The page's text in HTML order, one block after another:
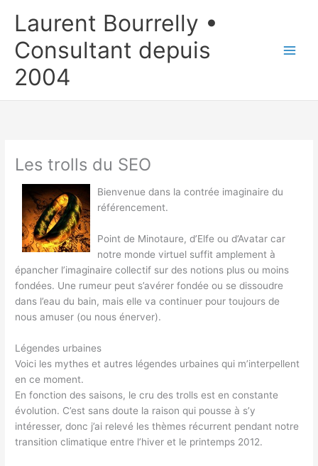
Laurent Bourrelly •
Consultant depuis
2004
Les trolls du SEO
Bienvenue dans la contrée imaginaire du
référencement.
Point de Minotaure, d’Elfe ou d’Avatar car
notre monde virtuel suffit amplement à
épancher l’imaginaire collectif sur des notions plus ou moins
fondées. Une rumeur peut s’avérer fondée ou se dissoudre
dans l’eau du bain, mais elle va continuer pour toujours de
nous amuser (ou nous énerver).
Légendes urbaines
Voici les mythes et autres légendes urbaines qui m’interpellent
en ce moment.
En fonction des saisons, le cru des trolls est en constante
évolution. C’est sans doute la raison qui pousse à s’y
intéresser, donc j’ai relevé les thèmes récurrent pendant notre
transition climatique entre l’hiver et le printemps 2012.